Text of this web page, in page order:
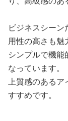
ビジネスシー
用性の高さも魅
シンプルで機能
なっています。
上質感のあるア
すすめです。